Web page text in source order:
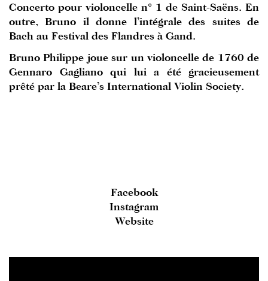
Concerto pour violoncelle n° 1 de Saint-Saëns. En
outre, Bruno il donne l’intégrale des suites de
Bach au Festival des Flandres à Gand.
Bruno Philippe joue sur un violoncelle de 1760 de
Gennaro Gagliano qui lui a été gracieusement
prêté par la Beare’s International Violin Society.
Facebook
Instagram
Website